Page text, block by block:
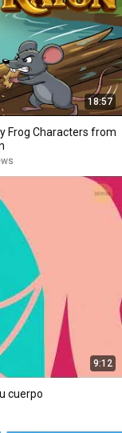
18:57
Frog Characters from
9:12
cuerpo